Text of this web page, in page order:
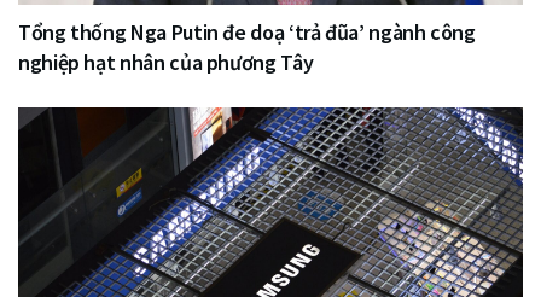
Tổng thống Nga Putin đe doạ ‘trả đũa’ ngành công
nghiệp hạt nhân của phương Tây